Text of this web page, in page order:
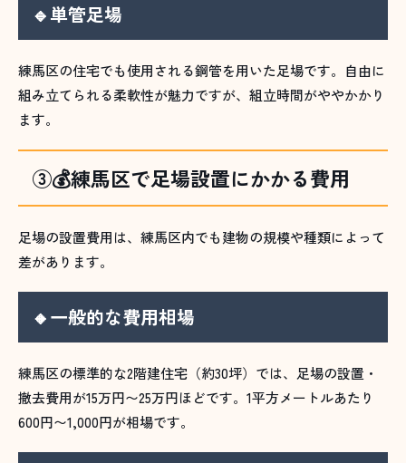
🔹単管足場
練馬区の住宅でも使用される鋼管を用いた足場です。自由に
組み立てられる柔軟性が魅力ですが、組立時間がややかかり
ます。
③💰練馬区で足場設置にかかる費用
足場の設置費用は、練馬区内でも建物の規模や種類によって
差があります。
🔸一般的な費用相場
練馬区の標準的な2階建住宅（約30坪）では、足場の設置・
撤去費用が15万円〜25万円ほどです。1平方メートルあたり
600円〜1,000円が相場です。